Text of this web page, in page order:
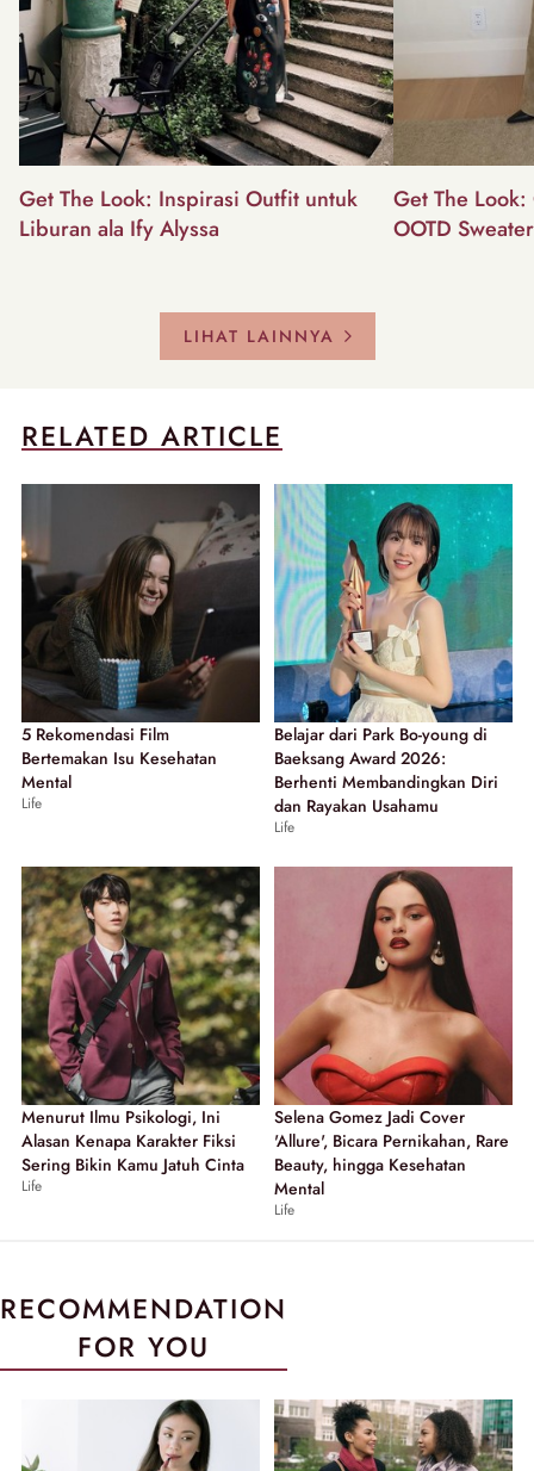
Get The Look: Inspirasi Outfit untuk
Liburan ala Ify Alyssa
Get The
OOTD
LIHAT LAINNYA
RELATED ARTICLE
5 Rekomendasi Film
Bertemakan Isu Kesehatan
Mental
Life
Belajar dari Park Bo-young di
Baeksang Award 2026:
Berhenti Membandingkan Diri
dan Rayakan Usahamu
Life
Menurut Ilmu Psikologi, Ini
Alasan Kenapa Karakter Fiksi
Sering Bikin Kamu Jatuh Cinta
Life
Selena Gomez Jadi Cover
'Allure', Bicara Pernikahan, Rare
Beauty, hingga Kesehatan
Mental
Life
RECOMMENDATION
FOR YOU